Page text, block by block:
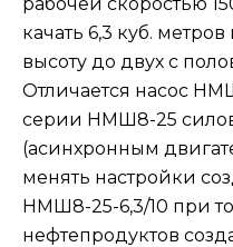
качать 6,3 куб.
высоту до двух с
Отличается насос
серии НМШ8-25
(асинхронным
менять настройки
НМШ8-25-6,3/10 при
нефтепродуктов